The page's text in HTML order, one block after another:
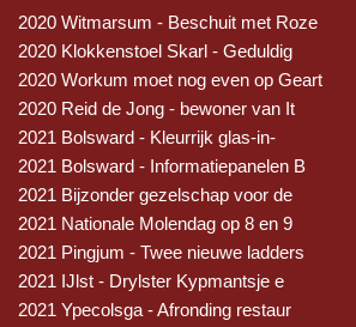
2020 Witmarsum - Beschuit met Roze
2020 Klokkenstoel Skarl - Geduldig
2020 Workum moet nog even op Geart
2020 Reid de Jong - bewoner van It
2021 Bolsward - Kleurrijk glas-in-
2021 Bolsward - Informatiepanelen B
2021 Bijzonder gezelschap voor de
2021 Nationale Molendag op 8 en 9
2021 Pingjum - Twee nieuwe ladders
2021 IJlst - Drylster Kypmantsje e
2021 Ypecolsga - Afronding restaur